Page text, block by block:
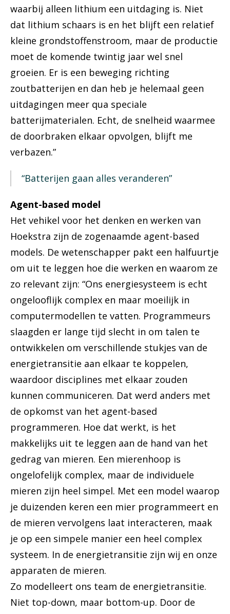
waarbij alleen lithium een uitdaging is. Niet
dat lithium schaars is en het blijft een relatief
kleine grondstoffenstroom, maar de productie
moet de komende twintig jaar wel snel
groeien. Er is een beweging richting
zoutbatterijen en dan heb je helemaal geen
uitdagingen meer qua speciale
batterijmaterialen. Echt, de snelheid waarmee
de doorbraken elkaar opvolgen, blijft me
verbazen.”
“Batterijen gaan alles veranderen”
Agent-based model
Het vehikel voor het denken en werken van
Hoekstra zijn de zogenaamde agent-based
models. De wetenschapper pakt een halfuurtje
om uit te leggen hoe die werken en waarom ze
zo relevant zijn: “Ons energiesysteem is echt
ongelooflijk complex en maar moeilijk in
computermodellen te vatten. Programmeurs
slaagden er lange tijd slecht in om talen te
ontwikkelen om verschillende stukjes van de
energietransitie aan elkaar te koppelen,
waardoor disciplines met elkaar zouden
kunnen communiceren. Dat werd anders met
de opkomst van het agent-based
programmeren. Hoe dat werkt, is het
makkelijks uit te leggen aan de hand van het
gedrag van mieren. Een mierenhoop is
ongelofelijk complex, maar de individuele
mieren zijn heel simpel. Met een model waarop
je duizenden keren een mier programmeert en
de mieren vervolgens laat interacteren, maak
je op een simpele manier een heel complex
systeem. In de energietransitie zijn wij en onze
apparaten de mieren.
Zo modelleert ons team de energietransitie.
Niet top-down, maar bottom-up. Door de